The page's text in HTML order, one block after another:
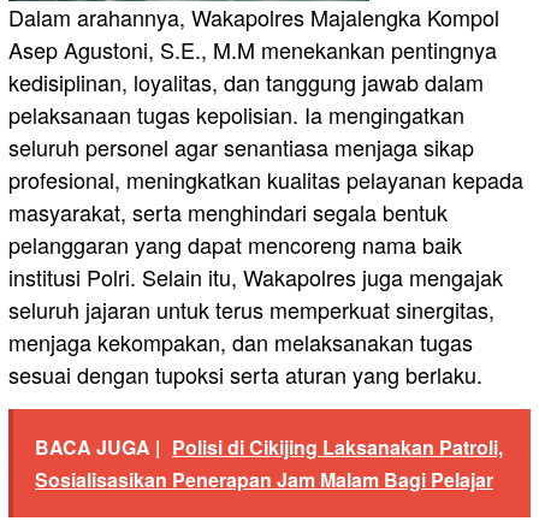
Dalam arahannya, Wakapolres Majalengka Kompol
Asep Agustoni, S.E., M.M menekankan pentingnya
kedisiplinan, loyalitas, dan tanggung jawab dalam
pelaksanaan tugas kepolisian. Ia mengingatkan
seluruh personel agar senantiasa menjaga sikap
profesional, meningkatkan kualitas pelayanan kepada
masyarakat, serta menghindari segala bentuk
pelanggaran yang dapat mencoreng nama baik
institusi Polri. Selain itu, Wakapolres juga mengajak
seluruh jajaran untuk terus memperkuat sinergitas,
menjaga kekompakan, dan melaksanakan tugas
sesuai dengan tupoksi serta aturan yang berlaku.
BACA JUGA | Polisi di Cikijing Laksanakan Patroli,
Sosialisasikan Penerapan Jam Malam Bagi Pelajar